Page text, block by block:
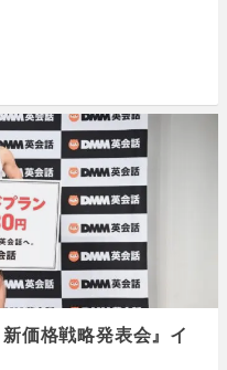
価格戦略発表会』イ